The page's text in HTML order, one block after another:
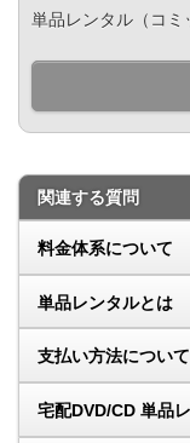
単品レンタル（コ
関連する質問
料金体系について
単品レンタルとは
支払い方法について
宅配DVD/CD 単品